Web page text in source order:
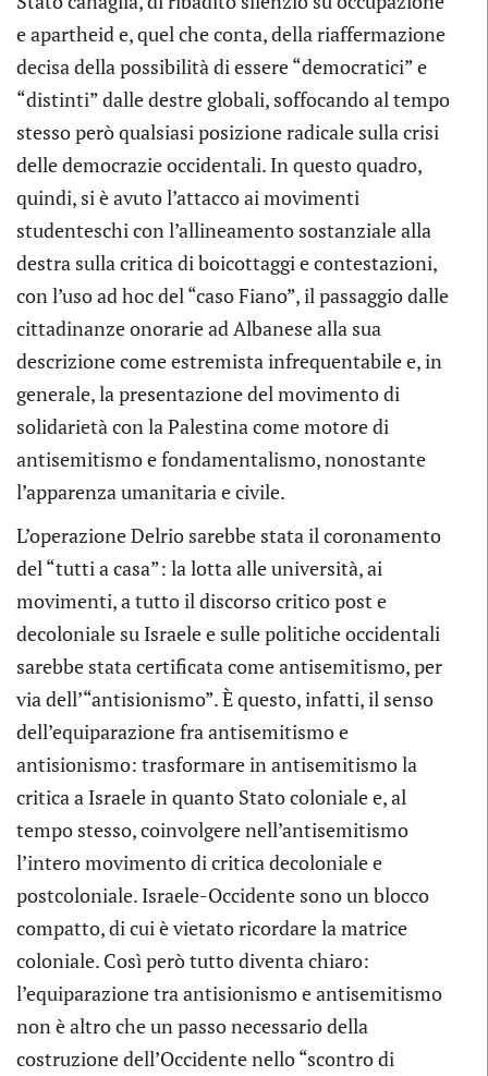
e apartheid e, quel che conta, della riaffermazione
decisa della possibilità di essere “democratici” e
“distinti” dalle destre globali, soffocando al tempo
stesso però qualsiasi posizione radicale sulla crisi
delle democrazie occidentali. In questo quadro,
quindi, si è avuto l’attacco ai movimenti
studenteschi con l’allineamento sostanziale alla
destra sulla critica di boicottaggi e contestazioni,
con l’uso ad hoc del “caso Fiano”, il passaggio dalle
cittadinanze onorarie ad Albanese alla sua
descrizione come estremista infrequentabile e, in
generale, la presentazione del movimento di
solidarietà con la Palestina come motore di
antisemitismo e fondamentalismo, nonostante
l’apparenza umanitaria e civile.
L’operazione Delrio sarebbe stata il coronamento
del “tutti a casa”: la lotta alle università, ai
movimenti, a tutto il discorso critico post e
decoloniale su Israele e sulle politiche occidentali
sarebbe stata certificata come antisemitismo, per
via dell’“antisionismo”. È questo, infatti, il senso
dell’equiparazione fra antisemitismo e
antisionismo: trasformare in antisemitismo la
critica a Israele in quanto Stato coloniale e, al
tempo stesso, coinvolgere nell’antisemitismo
l’intero movimento di critica decoloniale e
postcoloniale. Israele-Occidente sono un blocco
compatto, di cui è vietato ricordare la matrice
coloniale. Così però tutto diventa chiaro:
l’equiparazione tra antisionismo e antisemitismo
non è altro che un passo necessario della
costruzione dell’Occidente nello “scontro di